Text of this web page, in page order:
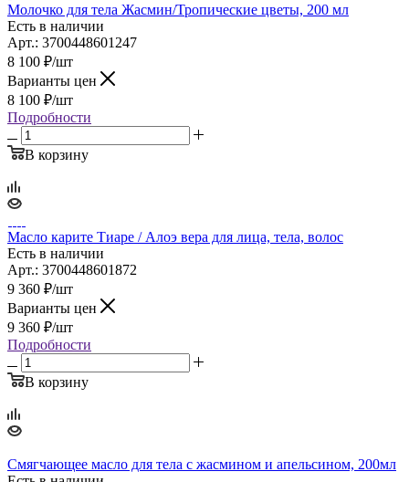
Молочко для тела Жасмин/Тропические цветы, 200 мл
Есть в наличии
Арт.: 3700448601247
8 100 ₽/шт
Варианты цен
8 100 ₽/шт
Подробности
В корзину
Масло карите Тиаре / Алоэ вера для лица, тела, волос
Есть в наличии
Арт.: 3700448601872
9 360 ₽/шт
Варианты цен
9 360 ₽/шт
Подробности
В корзину
Смягчающее масло для тела с жасмином и апельсином, 200мл